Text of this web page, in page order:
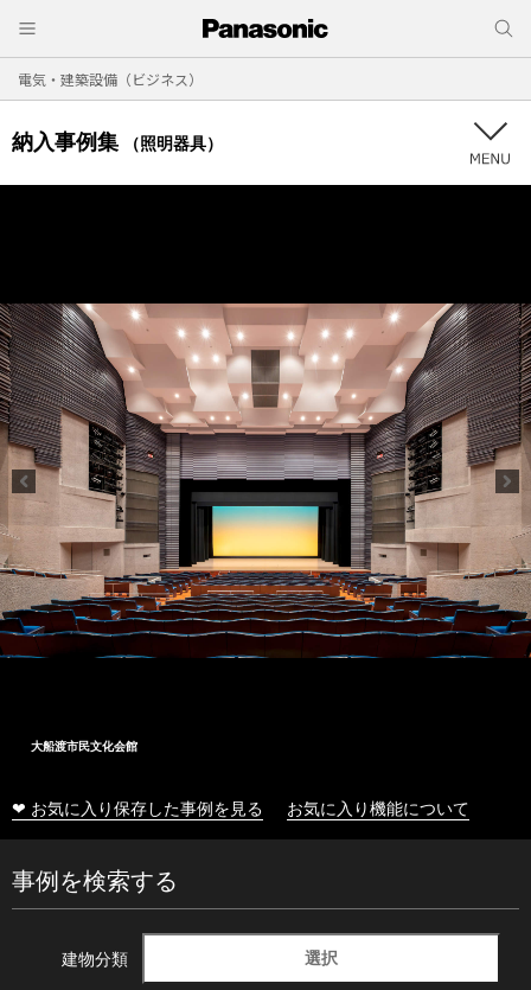
電気・建築設備（ビジネス）
納入事例集 （照明器具）
大船渡市民文化会館
❤ お気に入り保存した事例を見る お気に入り機能について
事例を検索する
建物分類 選択